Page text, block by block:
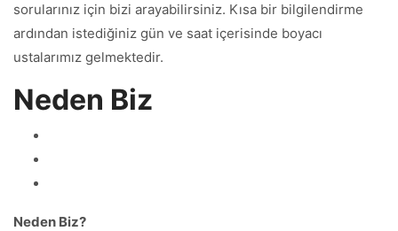
sorularınız için bizi arayabilirsiniz. Kısa bir bilgilendirme
ardından istediğiniz gün ve saat içerisinde boyacı
ustalarımız gelmektedir.
Neden Biz
Neden Biz?